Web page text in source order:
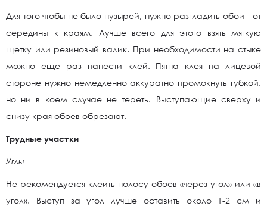
Для того чтобы не было пузырей, нужно разгладить обои - от
середины к краям. Лучше всего для этого взять мягкую
щетку или резиновый валик. При необходимости на стыке
можно еще раз нанести клей. Пятна клея на лицевой
стороне нужно немедленно аккуратно промокнуть губкой,
но ни в коем случае не тереть. Выступающие сверху и
снизу края обоев обрезают.
Трудные участки
Углы
Не рекомендуется клеить полосу обоев «через угол» или «в
угол». Выступ за угол лучше оставить около 1-2 см и